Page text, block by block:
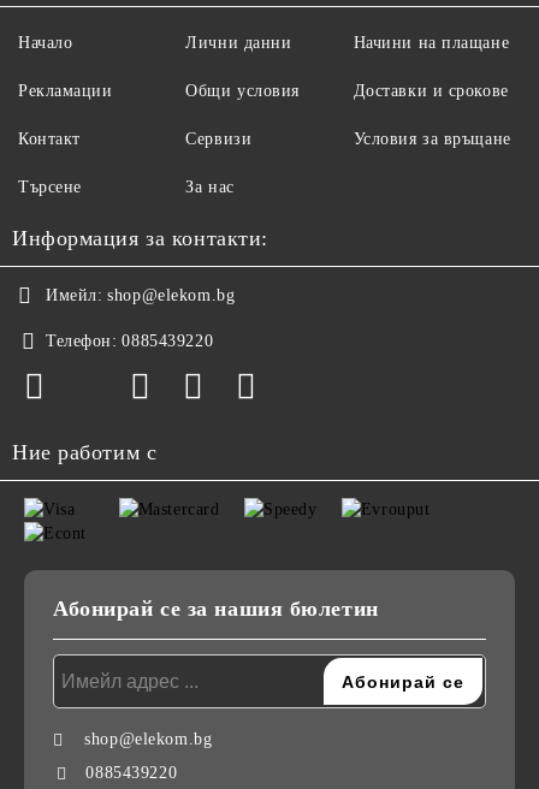
Начало
Рекламации
Контакт
Търсене
Лични данни
Общи условия
Сервизи
За нас
Начини на плащане
Доставки и срокове
Условия за връщане
Информация за контакти:
Имейл: shop@elekom.bg
Телефон: 0885439220
Ние работим с
Абонирай се за нашия бюлетин
shop@elekom.bg
0885439220